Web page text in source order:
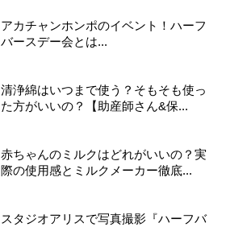
アカチャンホンポのイベント！ハーフ
バースデー会とは...
清浄綿はいつまで使う？そもそも使っ
た方がいいの？【助産師さん&保...
赤ちゃんのミルクはどれがいいの？実
際の使用感とミルクメーカー徹底...
スタジオアリスで写真撮影『ハーフバ